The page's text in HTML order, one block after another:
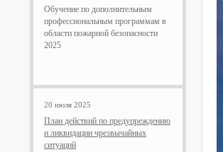
Обучение по дополнительным
профессиональным программам в
области пожарной безопасности
2025
20 июля 2025
План действий по предупреждению
и ликвидации чрезвычайных
ситуаций